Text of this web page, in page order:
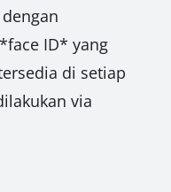
ID* yang
di setiap
via